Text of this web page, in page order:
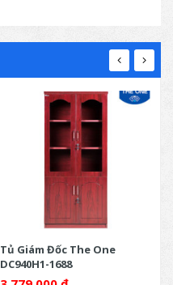
Tủ Giám Đốc The One
DC940H1-1688